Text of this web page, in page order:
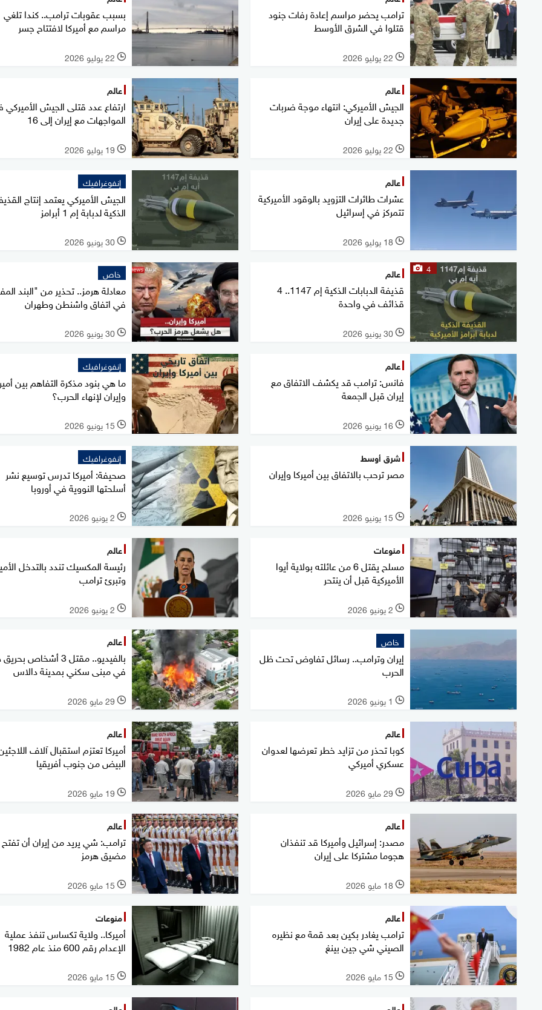
ترامب يحضر مراسم إعادة رفات جنود
قتلوا في الشرق الأوسط
l 22 يوليو 2026
بسبب عقوبات ترامب.. كندا تلغي
مراسم مع أميركا لافتتاح جسر
l 22 يوليو 2026
عالم
الجيش الأميركي: انتهاء موجة ضربات
جديدة على إيران
l 22 يوليو 2026
عالم
ارتفاع عدد قتلى الجيش
المواجهات مع إيران إلى 16
l 19 يوليو 2026
عالم
عشرات طائرات التزويد بالوقود الأميركية
تتمركز في إسرائيل
l 18 يوليو 2026
إنفوغرافيك
الجيش الأميركي يعتمد إنتاج
الذكية لدبابة إم 1 أبرامز
l 30 يونيو 2026
4 عالم
قذيفة الدبابات الذكية إم 1147.. 4
قذائف في واحدة
l 30 يونيو 2026
خاص
معادلة هرمز.. تحذير من "البند
في اتفاق واشنطن وطهران
l 30 يونيو 2026
عالم
فانس: ترامب قد يكشف الاتفاق مع
إيران قبل الجمعة
l 16 يونيو 2026
إنفوغرافيك
ما هي بنود مذكرة التفاهم بين
وإيران لإنهاء الحرب؟
l 15 يونيو 2026
شرق أوسط
مصر ترحب بالاتفاق بين أميركا وإيران
l 15 يونيو 2026
إنفوغرافيك
صحيفة: أميركا تدرس توسيع نشر
أسلحتها النووية في أوروبا
l 2 يونيو 2026
منوعات
مسلح يقتل 6 من عائلته بولاية أيوا
الأميركية قبل أن ينتحر
l 2 يونيو 2026
عالم
رئيسة المكسيك تندد بالتدخل
وتبرئ ترامب
l 2 يونيو 2026
خاص
إيران وترامب.. رسائل تفاوض تحت ظل
الحرب
l 1 يونيو 2026
عالم
بالفيديو.. مقتل 3 أشخاص
في مبنى سكني بمدينة دالاس
l 29 مايو 2026
عالم
كوبا تحذر من تزايد خطر تعرضها لعدوان
عسكري أميركي
l 29 مايو 2026
عالم
أميركا تعتزم استقبال آلاف
البيض من جنوب أفريقيا
l 19 مايو 2026
عالم
مصدر: إسرائيل وأميركا قد تنفذان
هجوما مشتركا على إيران
l 18 مايو 2026
عالم
ترامب: شي يريد من إيران أن تفتح
مضيق هرمز
l 15 مايو 2026
عالم
ترامب يغادر بكين بعد قمة مع نظيره
الصيني شي جين بينغ
l 15 مايو 2026
منوعات
أميركا.. ولاية تكساس تنفذ عملية
الإعدام رقم 600 منذ عام 1982
l 15 مايو 2026